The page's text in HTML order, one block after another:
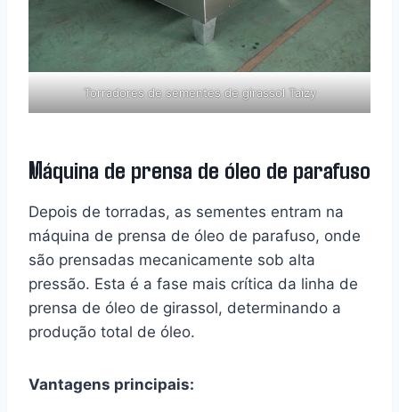
Torradores de sementes de girassol Taizy
Máquina de prensa de óleo de parafuso
Depois de torradas, as sementes entram na
máquina de prensa de óleo de parafuso, onde
são prensadas mecanicamente sob alta
pressão. Esta é a fase mais crítica da linha de
prensa de óleo de girassol, determinando a
produção total de óleo.
Vantagens principais: